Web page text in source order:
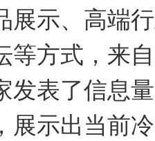
展示、高端
等方式，来
发表了信息
展示出当前